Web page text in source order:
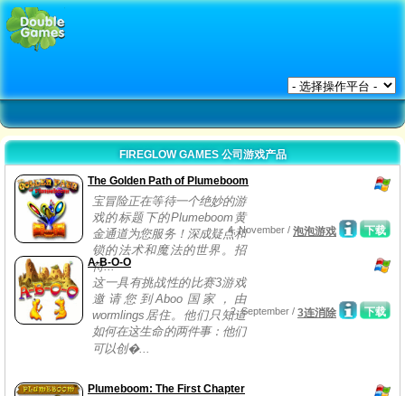
FIREGLOW GAMES 公司游戏产品
The Golden Path of Plumeboom
宝冒险正在等待一个绝妙的游
戏的标题下的Plumeboom黄
金通道为您服务！深成疑点和
锁的法术和魔法的世界。招
待...
下载
4, November / 泡泡游戏
A-B-O-O
这一具有挑战性的比赛3游戏
邀请您到Aboo国家，由
wormlings居住。他们只知道
如何在这生命的两件事：他们
可以创�...
下载
2, September / 3连消除
Plumeboom: The First Chapter